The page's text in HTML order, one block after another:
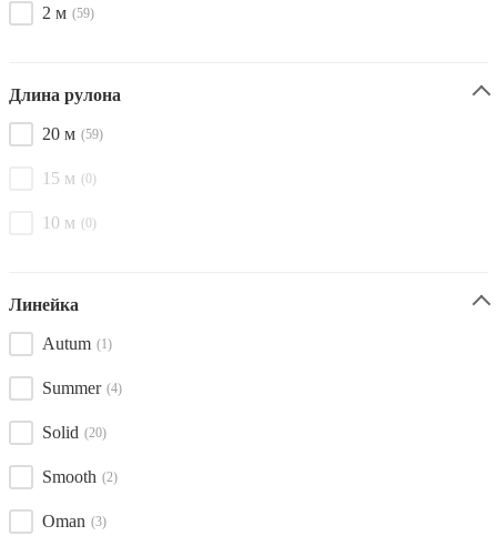
2 м (59)
Длина рулона
20 м (59)
15 м (0)
10 м (0)
Линейка
Autum (1)
Summer (4)
Solid (20)
Smooth (2)
Oman (3)